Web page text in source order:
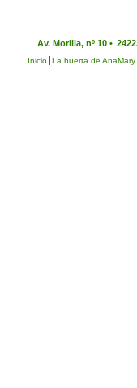
Av. Morilla, nº 10 •
Inicio La huerta de AnaMary